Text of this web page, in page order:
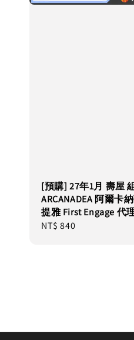
[預購] 27年1月 壽屋
ARCANADEA 阿爾卡
提雅 First Engage 代
Regular
NT$ 840